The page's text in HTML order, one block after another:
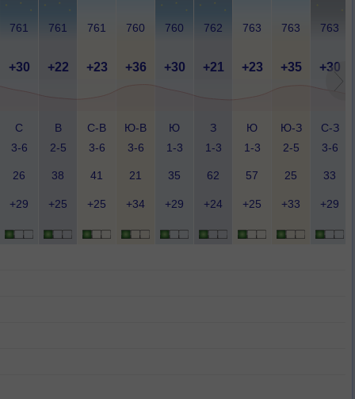
761 761 761 760 760 762 763 763 763
+30 +22 +23 +36 +30 +21 +23 +35 +30
С
3-6
В
2-5
С-В
3-6
Ю-В
3-6
Ю
1-3
З
1-3
Ю
1-3
Ю-З
2-5
С-З
3-6
26 38 41 21 35 62 57 25 33
+29 +25 +25 +34 +29 +24 +25 +33 +29